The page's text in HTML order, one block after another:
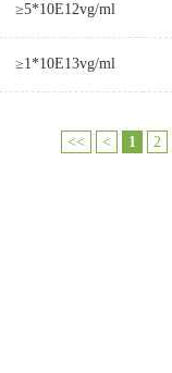
≥5*10E12vg/ml
≥1*10E13vg/ml
<< < 1 2